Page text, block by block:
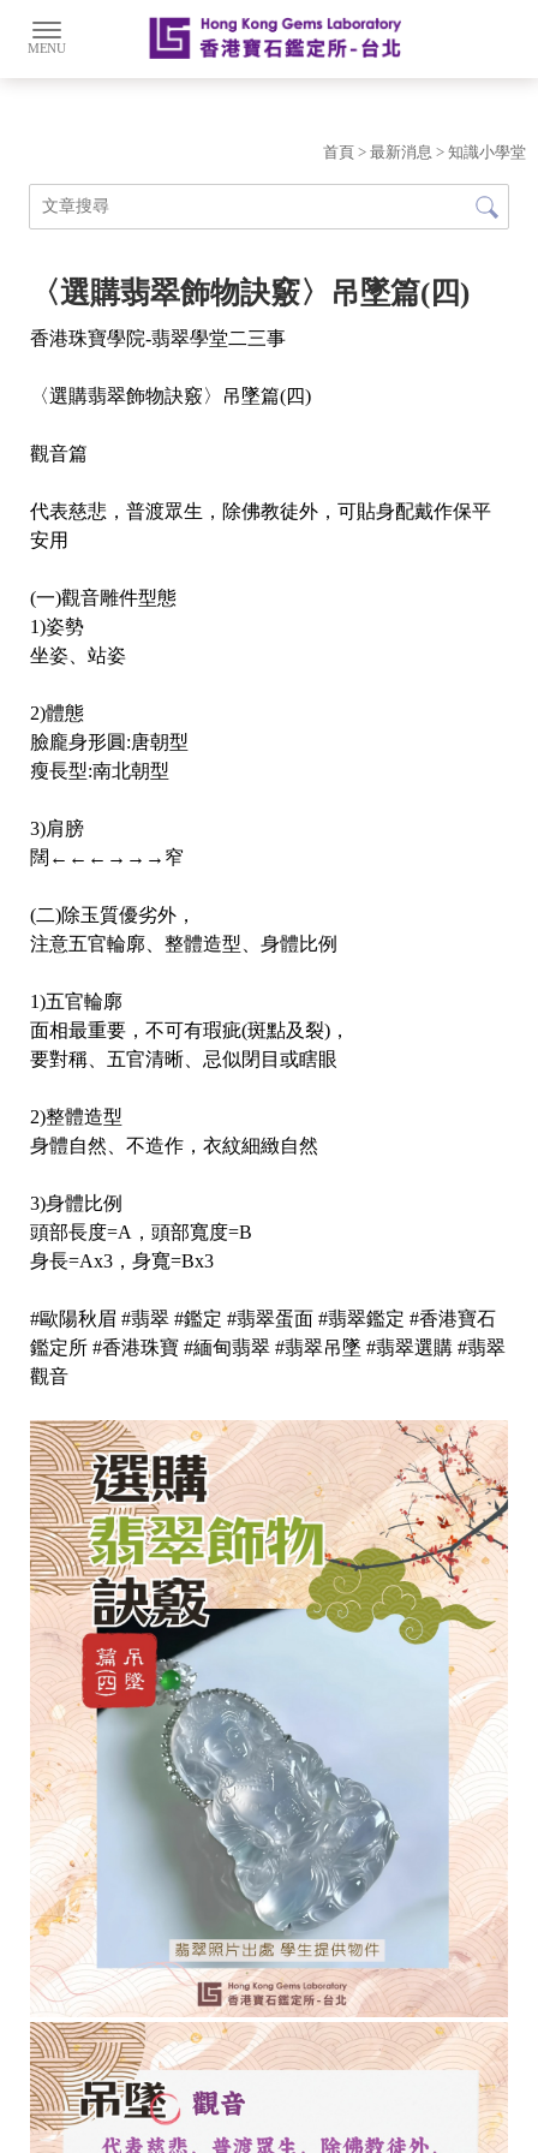
首頁 > 最新消息 > 知識小學堂
〈選購翡翠飾物訣竅〉吊墜篇(四)
香港珠寶學院-翡翠學堂二三事
〈選購翡翠飾物訣竅〉吊墜篇(四)
觀音篇
代表慈悲，普渡眾生，除佛教徒外，可貼身配戴作保平
安用
(一)觀音雕件型態
1)姿勢
坐姿、站姿
2)體態
臉龐身形圓:唐朝型
瘦長型:南北朝型
3)肩膀
闊←←←→→→窄
(二)除玉質優劣外，
注意五官輪廓、整體造型、身體比例
1)五官輪廓
面相最重要，不可有瑕疵(斑點及裂)，
要對稱、五官清晰、忌似閉目或瞎眼
2)整體造型
身體自然、不造作，衣紋細緻自然
3)身體比例
頭部長度=A，頭部寬度=B
身長=Ax3，身寬=Bx3
#歐陽秋眉 #翡翠 #鑑定 #翡翠蛋面 #翡翠鑑定 #香港寶石
鑑定所 #香港珠寶 #緬甸翡翠 #翡翠吊墜 #翡翠選購 #翡翠
觀音